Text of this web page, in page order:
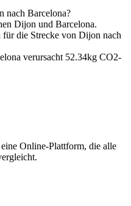
nach Barcelona?
Dijon und Barcelona.
die Strecke von Dijon nach
verursacht 52.34kg CO2-
Online-Plattform, die alle